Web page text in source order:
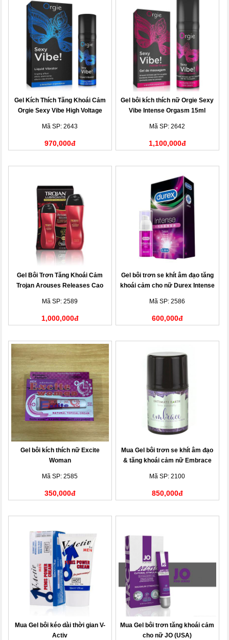
Gel Kích Thích Tăng Khoái Cảm
Orgie Sexy Vibe High Voltage
Mã SP: 2643
970,000đ
Gel bôi kích thích nữ Orgie Sexy
Vibe Intense Orgasm 15ml
Mã SP: 2642
1,100,000đ
Gel Bôi Trơn Tăng Khoái Cảm
Trojan Arouses Releases Cao
Mã SP: 2589
1,000,000đ
Gel bôi trơn se khít âm đạo tăng
khoái cảm cho nữ Durex Intense
Mã SP: 2586
600,000đ
Gel bôi kích thích nữ Excite
Woman
Mã SP: 2585
350,000đ
Mua Gel bôi trơn se khít âm đạo
& tăng khoái cảm nữ Embrace
Mã SP: 2100
850,000đ
Mua Gel bôi kéo dài thời gian V-
Activ
Mua Gel bôi trơn tăng khoái cảm
cho nữ JO (USA)